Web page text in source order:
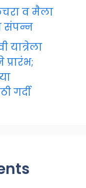
व मैला
संपन्न
यात्रेला
गर्दी